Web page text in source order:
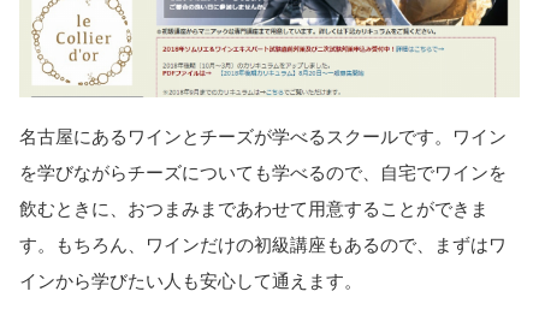
名古屋にあるワインとチーズが学べるスクールです。ワイン
を学びながらチーズについても学べるので、自宅でワインを
飲むときに、おつまみまであわせて用意することができま
す。もちろん、ワインだけの初級講座もあるので、まずはワ
インから学びたい人も安心して通えます。